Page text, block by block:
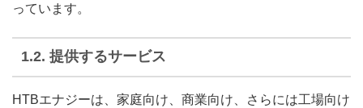
っています。
1.2. 提供するサービス
HTBエナジーは、家庭向け、商業向け、さらには工場向け